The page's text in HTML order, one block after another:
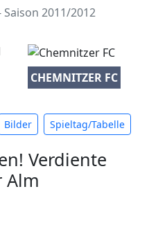
Saison 2011/2012
CHEMNITZER FC
Bilder Spieltag/Tabelle
Verdiente
Alm